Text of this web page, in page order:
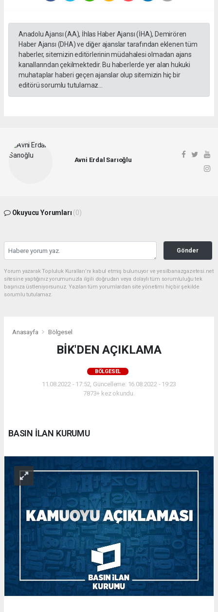
Anadolu Ajansı (AA), İhlas Haber Ajansı (İHA), Demirören
Haber Ajansı (DHA) ve diğer ajanslar tarafından eklenen tüm
haberler, sitemizin editörlerinin müdahalesi olmadan ajans
kanallarından çekilmektedir. Bu haberlerde yer alan hukuki
muhataplar haberi geçen ajanslar olup sitemizin hiç bir
editörü sorumlu tutulamaz...
Avni Erdal Sarıoğlu
Okuyucu Yorumları (0)
Gönder
Yorum yazarak Topluluk Kuralları’nı kabul etmiş bulunuyor ve yesilbanazgazetesi.net
sitesine yaptığınız yorumunuzla ilgili doğrudan veya dolaylı tüm sorumluluğu tek
başınıza üstleniyorsunuz. Yazılan tüm yorumlardan site yönetimi hiçbir şekilde
sorumlu tutulamaz.
Anasayfa Bölgesel
BİK'DEN AÇIKLAMA
BÖLGESEL
11.08.2022 - 17:52, Güncelleme: 16.08.2022 - 19:23
7873+ kez okundu.
BASIN İLAN KURUMU